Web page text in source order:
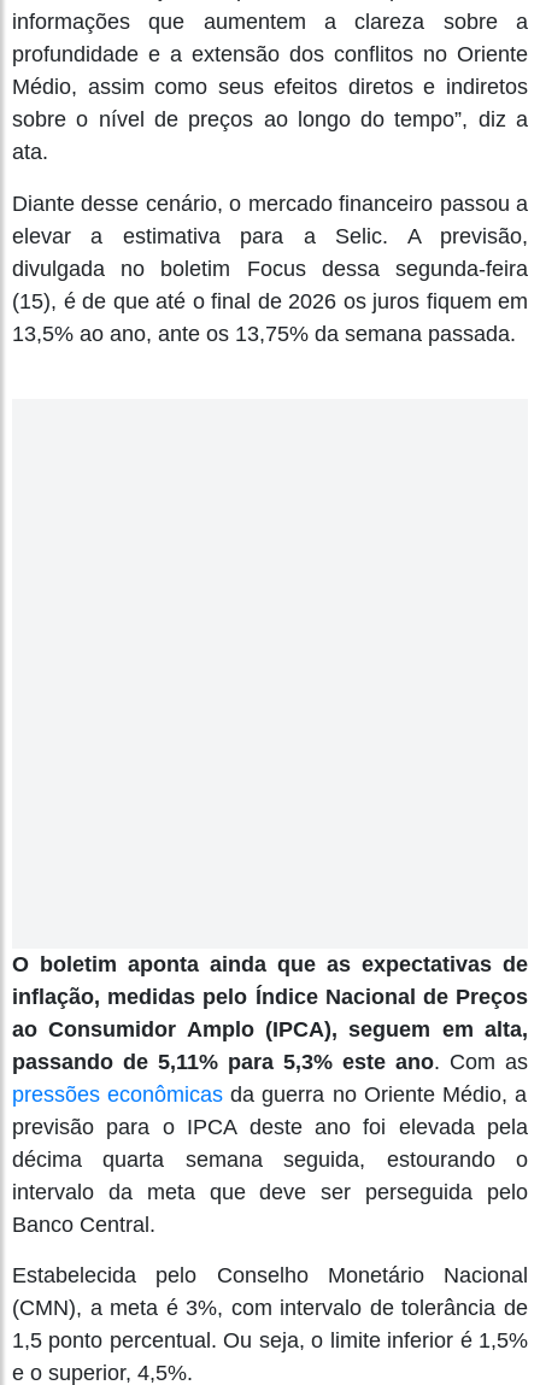
informações que aumentem a clareza sobre a
profundidade e a extensão dos conflitos no Oriente
Médio, assim como seus efeitos diretos e indiretos
sobre o nível de preços ao longo do tempo”, diz a
ata.
Diante desse cenário, o mercado financeiro passou a
elevar a estimativa para a Selic. A previsão,
divulgada no boletim Focus dessa segunda-feira
(15), é de que até o final de 2026 os juros fiquem em
13,5% ao ano, ante os 13,75% da semana passada.
O boletim aponta ainda que as expectativas de
inflação, medidas pelo Índice Nacional de Preços
ao Consumidor Amplo (IPCA), seguem em alta,
passando de 5,11% para 5,3% este ano. Com as
pressões econômicas da guerra no Oriente Médio, a
previsão para o IPCA deste ano foi elevada pela
décima quarta semana seguida, estourando o
intervalo da meta que deve ser perseguida pelo
Banco Central.
Estabelecida pelo Conselho Monetário Nacional
(CMN), a meta é 3%, com intervalo de tolerância de
1,5 ponto percentual. Ou seja, o limite inferior é 1,5%
e o superior, 4,5%.